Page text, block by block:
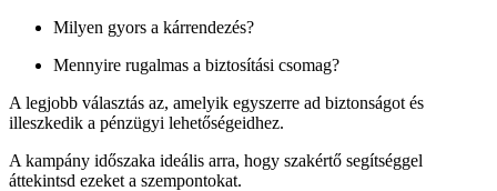
Milyen gyors a kárrendezés?
Mennyire rugalmas a biztosítási csomag?
A legjobb választás az, amelyik egyszerre ad biztonságot és
illeszkedik a pénzügyi lehetőségeidhez.
A kampány időszaka ideális arra, hogy szakértő segítséggel
áttekintsd ezeket a szempontokat.